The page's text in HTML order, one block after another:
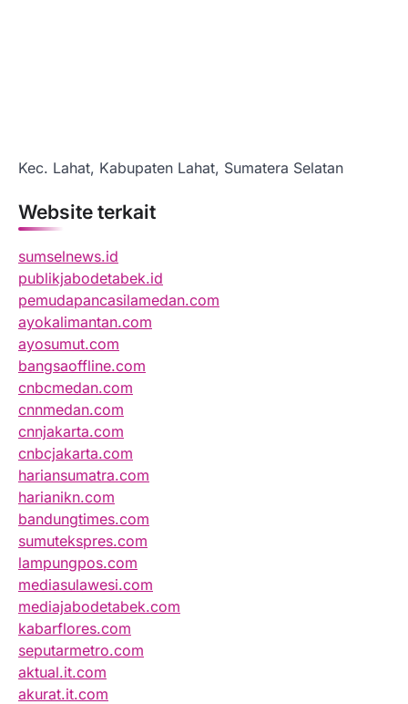
Kec. Lahat, Kabupaten Lahat, Sumatera Selatan
Website terkait
sumselnews.id
publikjabodetabek.id
pemudapancasilamedan.com
ayokalimantan.com
ayosumut.com
bangsaoffline.com
cnbcmedan.com
cnnmedan.com
cnnjakarta.com
cnbcjakarta.com
hariansumatra.com
harianikn.com
bandungtimes.com
sumutekspres.com
lampungpos.com
mediasulawesi.com
mediajabodetabek.com
kabarflores.com
seputarmetro.com
aktual.it.com
akurat.it.com